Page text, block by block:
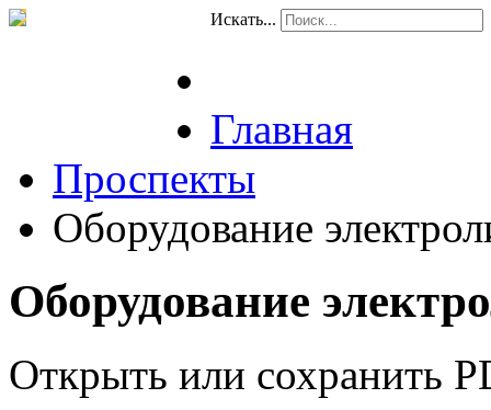
Искать...
Главная
Проспекты
Оборудование
Оборудование
Открыть или сохранить